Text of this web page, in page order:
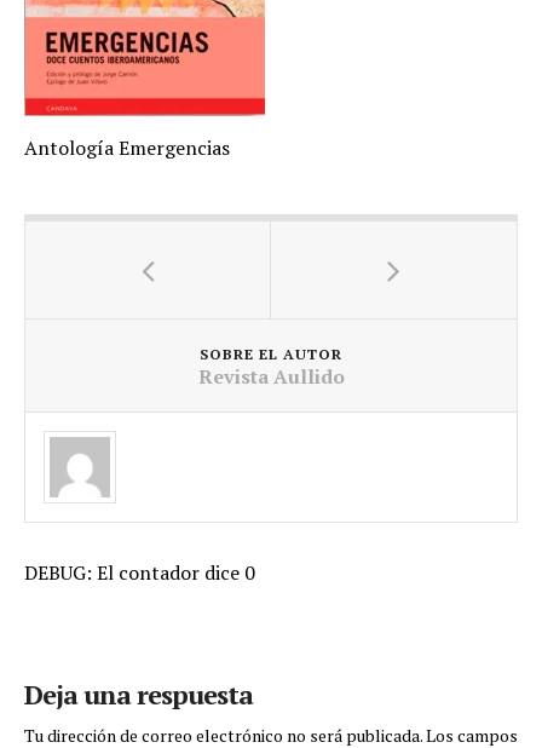
Antología Emergencias
SOBRE EL AUTOR
Revista Aullido
DEBUG: El contador dice 0
Deja una respuesta
Tu dirección de correo electrónico no será publicada.Los campos